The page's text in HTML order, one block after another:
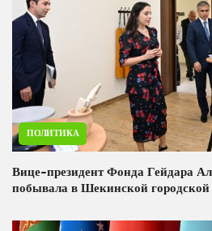
ПОЛИТИКА
Вице-президент Фонда Гейдара
побывала в Шекинской